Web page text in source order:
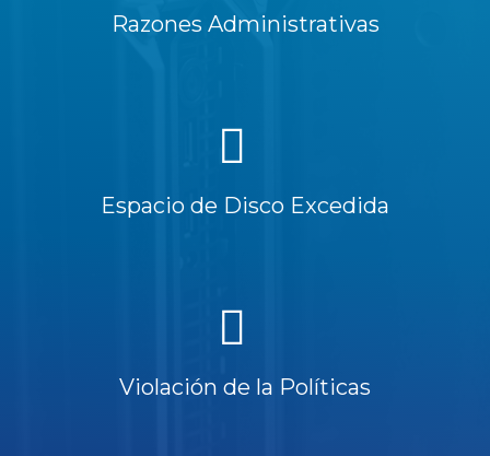
Razones Administrativas
Espacio de Disco Excedida
Violación de la Políticas